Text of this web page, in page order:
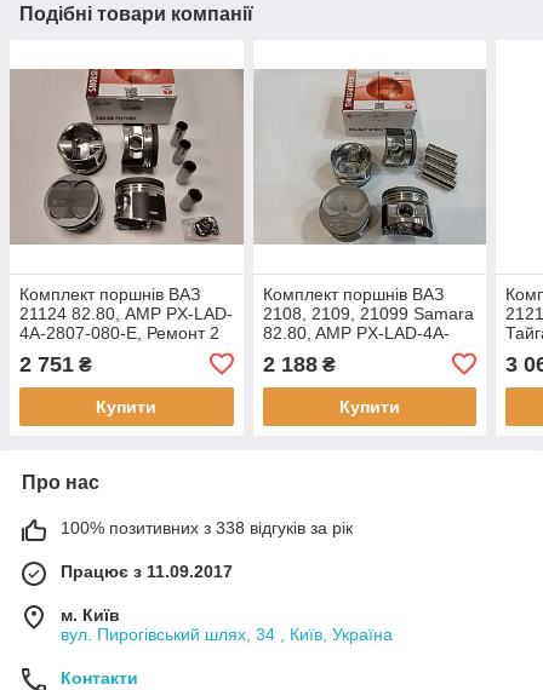
Подібні товари компанії
Комплект поршнів ВАЗ
21124 82.80, AMP PX-LAD-
4A-2807-080-E, Ремонт 2
2 751 ₴
Купити
Комплект поршнів ВАЗ
2108, 2109, 21099 Samara
82.80, AMP PX-LAD-4A-
(+0.80) Група B
2 188₴
Купити
3
Про нас
100% позитивних з 338 відгуків за рік
Працює з 11.09.2017
м. Київ
вул. Пирогівський шлях, 34 , Київ, Україна
Контакти